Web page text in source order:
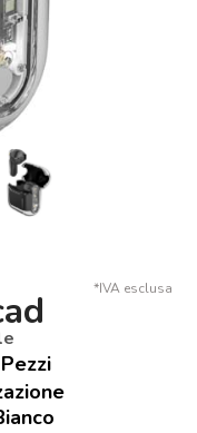
*IVA esclusa
Pezzi